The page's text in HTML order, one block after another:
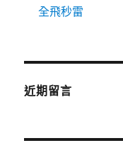
全飛秒雷
近期留言